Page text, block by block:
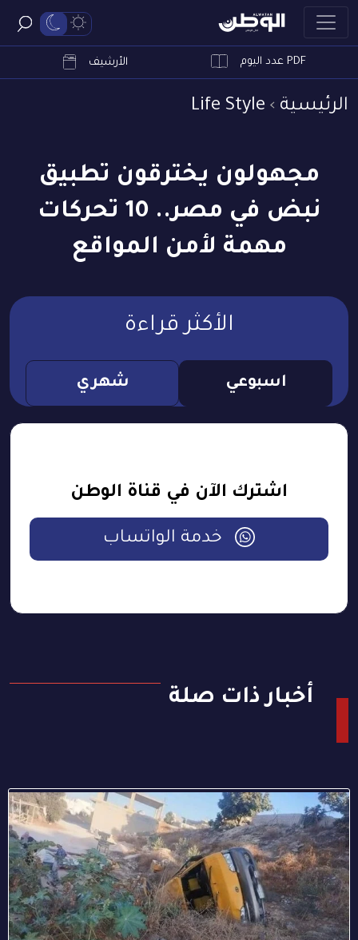
PDF عدد اليوم الأرشيف
الرئيسية Life Style
مجهولون يخترقون تطبيق
نبض في مصر.. 10 تحركات
مهمة لأمن المواقع
الأكثر قراءة
اسبوعي شهري
اشترك الآن في قناة الوطن
خدمة الواتساب
أخبار ذات صلة